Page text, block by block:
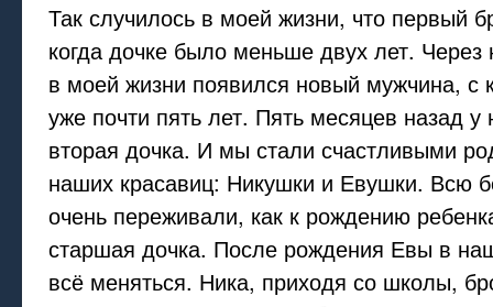
Так случилось в моей жизни, что первый
когда дочке было меньше двух лет. Через
в моей жизни появился новый мужчина, с
уже почти пять лет. Пять месяцев назад у
вторая дочка. И мы стали счастливыми
наших красавиц: Никушки и Евушки. Всю
очень переживали, как к рождению
старшая дочка. После рождения Евы в
всё меняться. Ника, приходя со школы,